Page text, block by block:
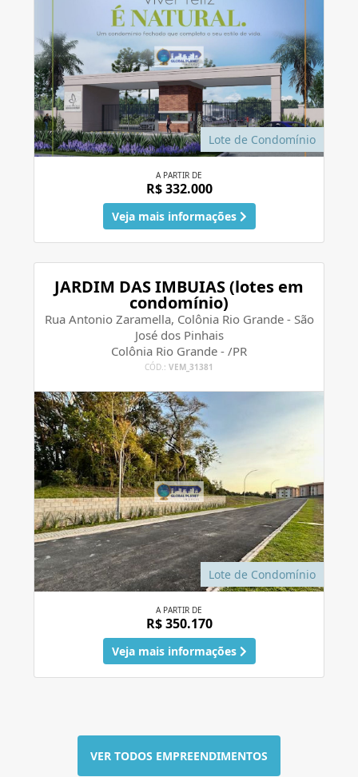
Lote de Condomínio
A PARTIR DE
R$ 332.000
Veja mais informações
JARDIM DAS IMBUIAS (lotes em
condomínio)
Rua Antonio Zaramella, Colônia Rio Grande - São
José dos Pinhais
Colônia Rio Grande - /PR
CÓD.: VEM_31381
Lote de Condomínio
A PARTIR DE
R$ 350.170
Veja mais informações
VER TODOS EMPREENDIMENTOS